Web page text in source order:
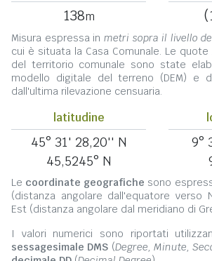
138m
Misura espressa in metri sopra il livello
cui è situata la Casa Comunale. Le quote
del territorio comunale sono state
modello digitale del terreno (DEM) e
dall'ultima rilevazione censuaria.
latitudine
45° 31' 28,20'' N
45,5245° N
9°
Le coordinate geografiche sono
(distanza angolare dall'equatore verso
Est (distanza angolare dal meridiano di
I valori numerici sono riportati
sessagesimale DMS (Degree, Minute,